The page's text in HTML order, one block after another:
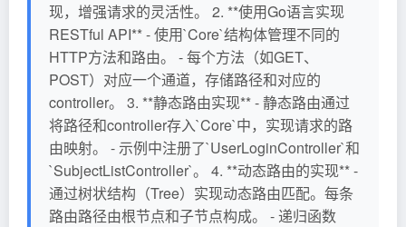
现，增强请求的灵活性。 2. **使用Go语言实现
RESTful API** - 使用`Core`结构体管理不同的
HTTP方法和路由。 - 每个方法（如GET、
POST）对应一个通道，存储路径和对应的
controller。 3. **静态路由实现** - 静态路由通过
将路径和controller存入`Core`中，实现请求的路
由映射。 - 示例中注册了`UserLoginController`和
`SubjectListController`。 4. **动态路由的实现** -
通过树状结构（Tree）实现动态路由匹配。每条
路由路径由根节点和子节点构成。 - 递归函数